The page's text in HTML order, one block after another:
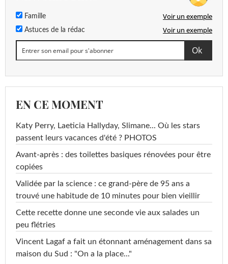
Famille Voir un exemple
Astuces de la rédac Voir un exemple
EN CE MOMENT
Katy Perry, Laeticia Hallyday, Slimane... Où les stars
passent leurs vacances d'été ? PHOTOS
Avant-après : des toilettes basiques rénovées pour être
copiées
Validée par la science : ce grand-père de 95 ans a
trouvé une habitude de 10 minutes pour bien vieillir
Cette recette donne une seconde vie aux salades un
peu flétries
Vincent Lagaf a fait un étonnant aménagement dans sa
maison du Sud : "On a la place..."